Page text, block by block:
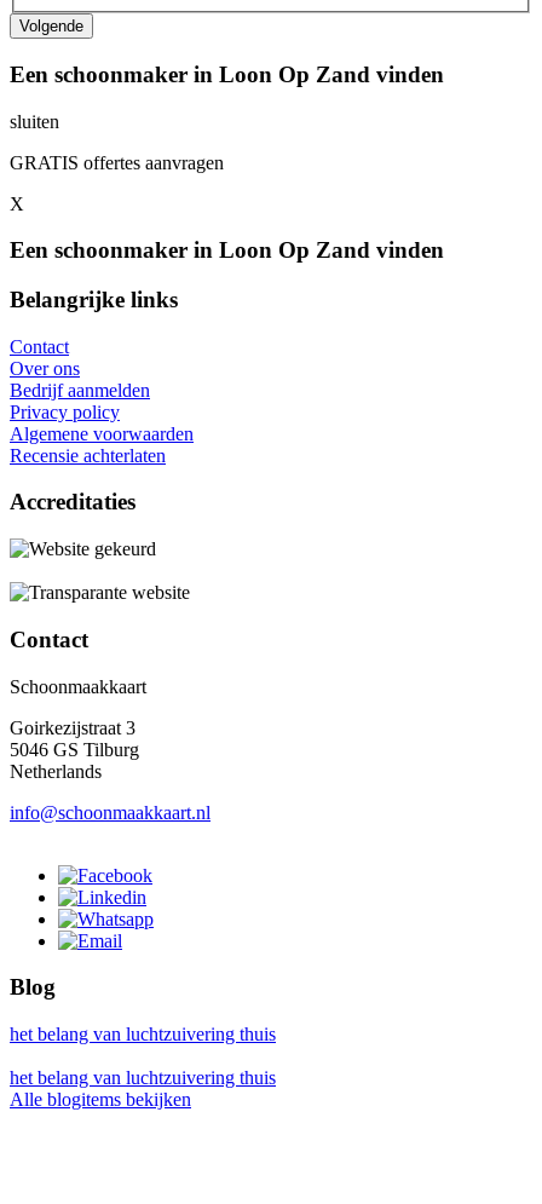
Een schoonmaker in Loon Op Zand vinden
sluiten
GRATIS offertes aanvragen
X
Een schoonmaker in Loon Op Zand vinden
Belangrijke links
Contact
Over ons
Bedrijf aanmelden
Privacy policy
Algemene voorwaarden
Recensie achterlaten
Accreditaties
Contact
Schoonmaakkaart
Goirkezijstraat 3
5046 GS Tilburg
Netherlands
info@schoonmaakkaart.nl
Blog
het belang van luchtzuivering thuis
het belang van luchtzuivering thuis
Alle blogitems bekijken